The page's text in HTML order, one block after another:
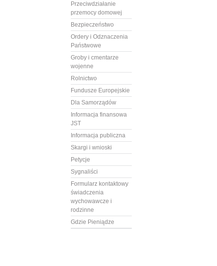
Przeciwdziałanie
przemocy domowej
Bezpieczeństwo
Ordery i Odznaczenia
Państwowe
Groby i cmentarze
wojenne
Rolnictwo
Fundusze Europejskie
Dla Samorządów
Informacja finansowa
JST
Informacja publiczna
Skargi i wnioski
Petycje
Sygnaliści
Formularz kontaktowy
świadczenia
wychowawcze i
rodzinne
Gdzie Pieniądze